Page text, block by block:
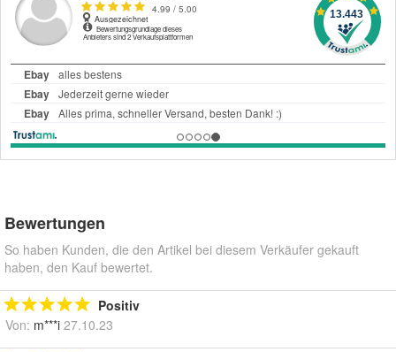
Bewertungen
So haben Kunden, die den Artikel bei diesem Verkäufer gekauft
haben, den Kauf bewertet.
Positiv
Von: m***i 27.10.23